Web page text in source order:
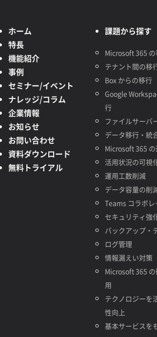
ホーム
特長
機能紹介
事例
セミナー/イベント
ナレッジ/コラム
企業情報
お知らせ
お問い合わせ
資料ダウンロード
無料トライアル
課題から探す
Microsoft 365
テナント間の移
Box からの移行
Google
行
ファイルサーバ
データ移行・統
Microsoft 365
活用状況の可視
運用工数削減
データ容量の削
Teams コラボレ
セキュリティ強
バックアップ・
ログ管理
情報漏えい対策
Microsoft 365
用
テクノロジーを
性向上
基本サービスを